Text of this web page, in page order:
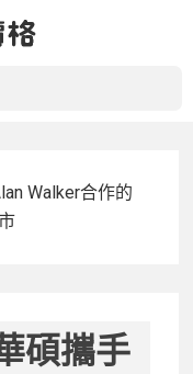
Walker合作的
碩攜手